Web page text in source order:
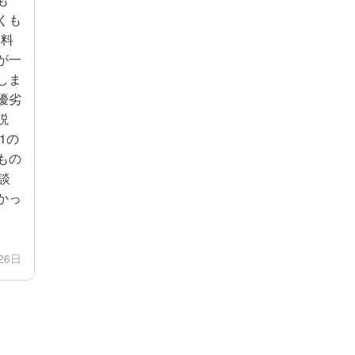
も
一
ま
劣
の
の
っ
日